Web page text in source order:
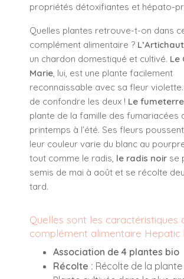
propriétés détoxifiantes et hépato-
Quelles plantes retrouve-t-on dans
complément alimentaire ? L’Artichaut
un chardon domestiqué et cultivé. Le
Marie, lui, est une plante facilement
reconnaissable avec sa fleur
de confondre les deux ! Le fumeterre
plante de la famille des fumariacées
printemps à l’été. Ses fleurs
leur couleur varie du blanc au
tout comme le radis, le radis noir se
semis de mai à août et se récolte
tard.
Quelles sont les caractéristiques
complément alimentaire Hepatic
Association de 4 plantes bio
Récolte : Récolte de la plante